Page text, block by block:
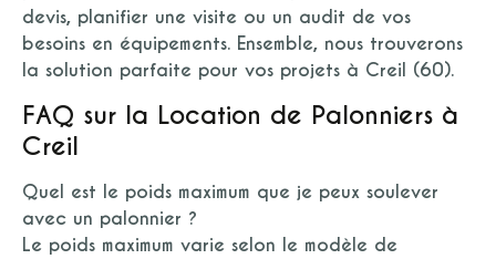
devis, planifier une visite ou un audit de vos
besoins en équipements. Ensemble, nous trouverons
la solution parfaite pour vos projets à Creil (60).
FAQ sur la Location de Palonniers à
Creil
Quel est le poids maximum que je peux soulever
avec un palonnier ?
Le poids maximum varie selon le modèle de